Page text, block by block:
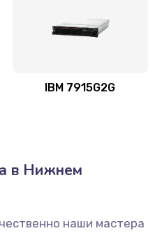
IBM 7915G2G
в Нижнем
наши мастера